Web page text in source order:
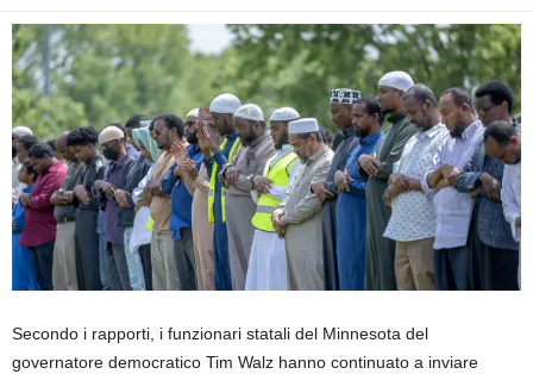
Secondo i rapporti, i funzionari statali del Minnesota del
governatore democratico Tim Walz hanno continuato a inviare